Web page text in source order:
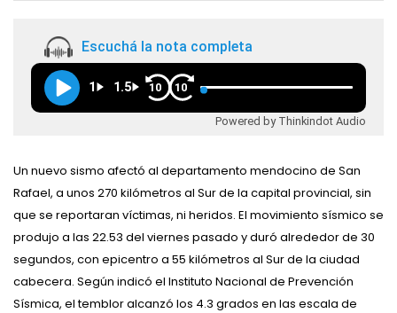
Escuchá la nota completa
1 1.5 10 10
Powered by Thinkindot Audio
Un nuevo sismo afectó al departamento mendocino de San
Rafael, a unos 270 kilómetros al Sur de la capital provincial, sin
que se reportaran víctimas, ni heridos. El movimiento sísmico se
produjo a las 22.53 del viernes pasado y duró alrededor de 30
segundos, con epicentro a 55 kilómetros al Sur de la ciudad
cabecera. Según indicó el Instituto Nacional de Prevención
Sísmica, el temblor alcanzó los 4.3 grados en las escala de